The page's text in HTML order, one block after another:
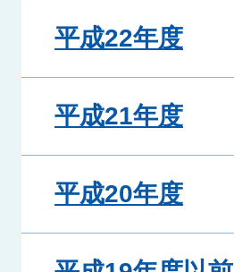
平成22年度
平成21年度
平成20年度